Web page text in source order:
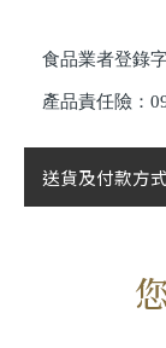
食品業者登錄
產品責任險：
送貨及付款方式